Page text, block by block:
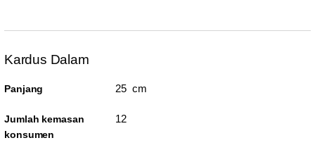
Kardus Dalam
Panjang 25 cm
Jumlah kemasan
konsumen
12